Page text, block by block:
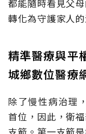
都能隨時看見父
轉化為守護家人
精準醫療與平
城鄉數位醫療
除了慢性病治理
首位，因此，衛